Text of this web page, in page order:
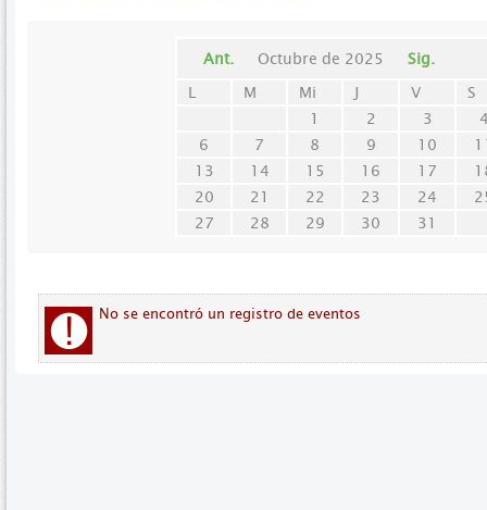
Ant. Octubre de 2025
Sig.
L
M Mi J V
S
1
2 3
6
7 8 9 10
13
14 15 16 17
20
21 22 23 24
27
28 29 30 31
No se encontró un registro de eventos